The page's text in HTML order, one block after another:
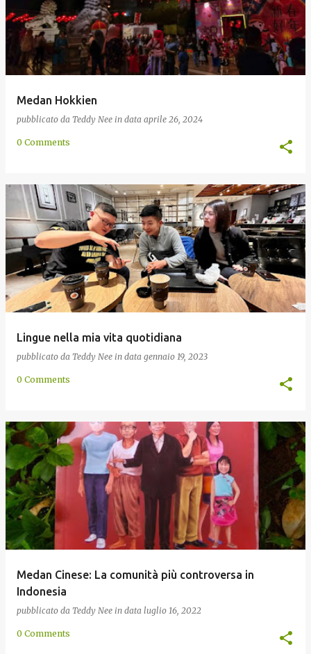
Medan Hokkien
pubblicato da Teddy Nee in data aprile 26, 2024
0 Comments
Lingue nella mia vita quotidiana
pubblicato da Teddy Nee in data gennaio 19, 2023
0 Comments
Medan Cinese: La comunità più controversa in
Indonesia
pubblicato da Teddy Nee in data luglio 16, 2022
0 Comments